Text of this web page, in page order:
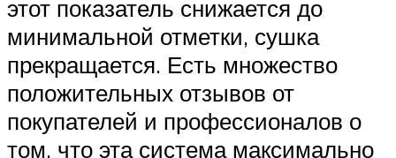
этот показатель снижается до
минимальной отметки, сушка
прекращается. Есть множество
положительных отзывов от
покупателей и профессионалов о
том, что эта система максимально